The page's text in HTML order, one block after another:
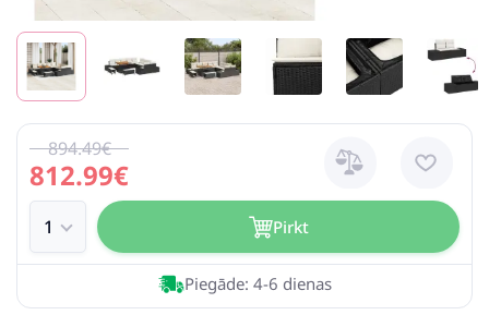
812.99€
894.49€
Pirkt
Piegāde: 4-6 dienas